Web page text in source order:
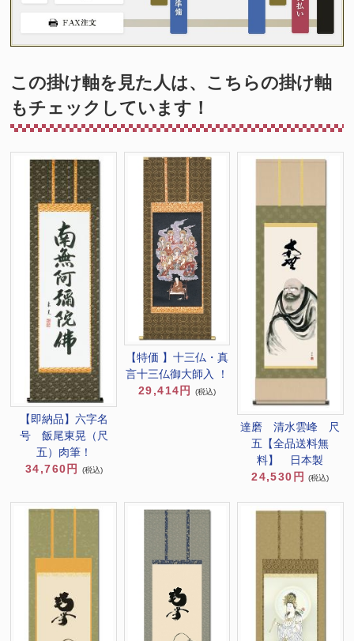
この掛け軸を見た人は、こちらの掛け軸
もチェックしています！
【即納品】六字名
号 飯尾東晃（尺
五）肉筆！
34,760円
(税込)
【特価 】十三仏・真
言十三仏御大師入 ！
29,414円
(税込)
達磨 清水雲峰 尺
五【全品送料無
料】 日本製
24,530円
(税込)